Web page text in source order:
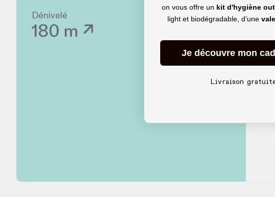
Dénivelé
180 m ↗
on vous offre un kit d'hygiène
light et biodégradable, d’une
Je découvre mon
Livraison